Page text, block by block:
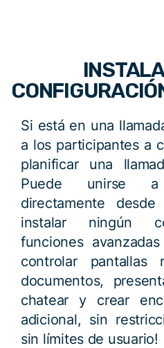
Si está en una
a los participantes a
planificar una
Puede unirse
directamente
instalar ningún
funciones
controlar pantallas
documentos,
chatear y crear
adicional, sin
sin límites de usuario!